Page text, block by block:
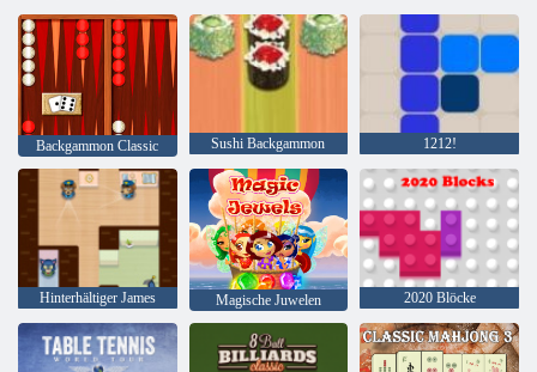
Backgammon Classic Sushi Backgammon 1212!
Hinterhältiger James Magische Juwelen 2020 Blöcke